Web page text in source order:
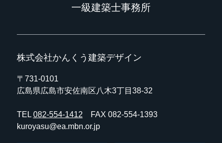
一級建築士事務所
株式会社かんくう建築デザイン
〒731-0101
広島県広島市安佐南区八木3丁目38-32
TEL 082-554-1412 FAX 082-554-1393
kuroyasu@ea.mbn.or.jp